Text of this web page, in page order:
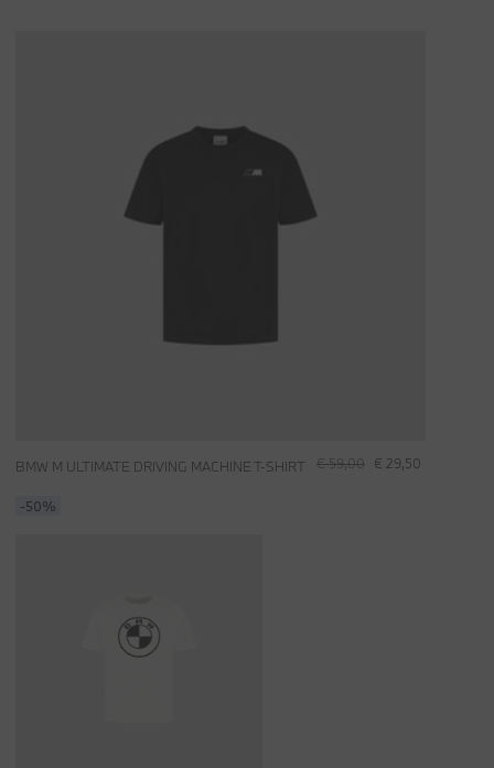
€ 59,00 € 29,50
BMW M ULTIMATE DRIVING MACHINE T-SHIRT
-50%